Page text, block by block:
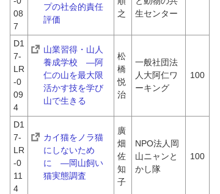
08
7
プの社会的責任
評価
之
生センター
D1
7-
LR
-0
09
4
山業習得・山人
養成学校　―阿
仁の山を最大限
活かす技を学び
山で生きる
松
橋
悦
治
一般社団法
人大阿仁ワ
ーキング
100
D1
7-
LR
-0
11
4
カイ猫をノラ猫
にしないため
に　―岡山飼い
猫実態調査
廣
畑
佐
知
子
NPO法人岡
山ニャンと
かし隊
100